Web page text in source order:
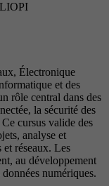
Électronique
et des
rôle central dans des
la sécurité des
cursus valide des
analyse et
réseaux. Les
au développement
numériques.